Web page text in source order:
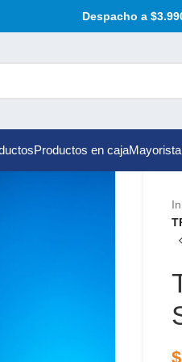
Despacho a
Productos en cajaMayorista
$